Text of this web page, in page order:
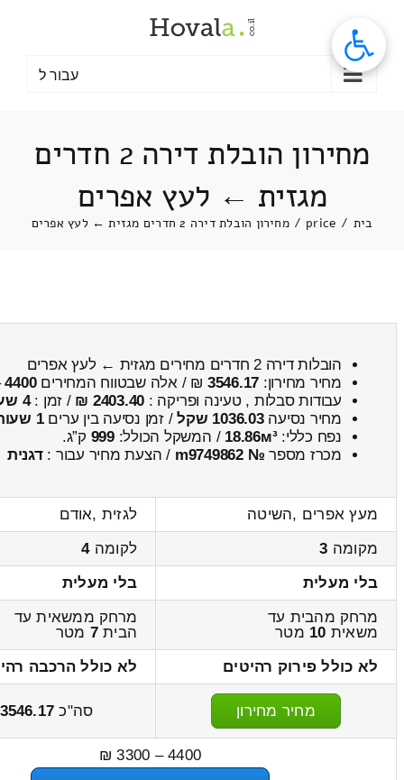
עבור ל
מחירון הובלת דירה 2 חדרים
מגזית ← לעץ אפרים
בית /
price
/ מחירון הובלת דירה 2 חדרים מגזית ← לעץ אפרים
הובלות דירה 2 חדרים מחירים מגזית ← לעץ אפרים
מחיר מחירון: 3546.17 ₪ / אלה שבטווח המחירים4400
עבודות סבלות , טעינה ופריקה : 2403.40 ₪ / זמן :4 שעות 27 דקות
מחיר נסיעה1036.03 שקל / זמן נסיעה בין ערים1 שעות , 56 דקות
נפח כללי:18.86м³ / המשקל הכולל:999 ק”ג.
מכרז מספר № m9749862 / הצעת מחיר עבור :דגנית
מעץ אפרים ,השיטה
לגזית ,אודם
מקומה 3 לקומה4
בלי מעלית
בלי מעלית
מרחק מהבית עד
משאית 10 מטר
מרחק ממשאית עד
הבית7 מטר
לא כולל פירוק רהיטים
לא כולל הרכבה
מחיר מחירון סה"כ 3546.17
4400 – 3300 ₪